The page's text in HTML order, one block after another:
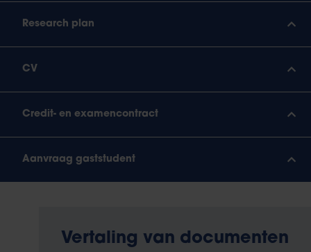
Research plan
CV
Credit- en examencontract
Aanvraag gaststudent
Vertaling van documenten